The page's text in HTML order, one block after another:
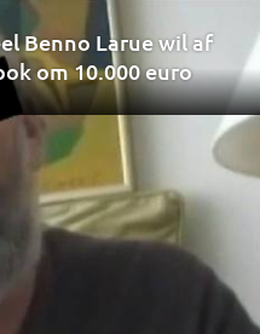
Benno Larue wil af
om 10.000 euro